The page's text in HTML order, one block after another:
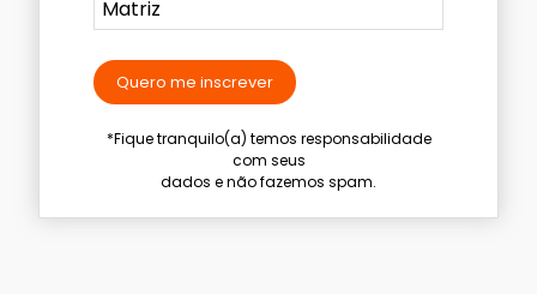
Quero me inscrever
*Fique tranquilo(a) temos responsabilidade
com seus
dados e não fazemos spam.